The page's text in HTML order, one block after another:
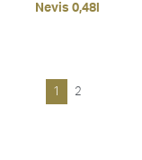
Nevis 0,48l
1 2